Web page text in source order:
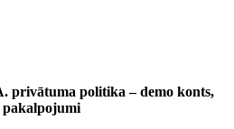
privātuma politika – demo konts,
pakalpojumi